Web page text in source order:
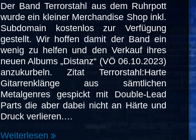
Der Band Terrorstahl aus dem
Ruhrpott wurde ein kleiner
Merchandise Shop inkl. Subdomain
kostenlos zur Verfügung gestellt. Wir
hoffen damit der Band ein wenig zu
helfen und den Verkauf ihres neuen
Albums „Distanz“ (VÖ 06.10.2023)
anzukurbeln. Zitat Terrorstahl:Harte
Gitarrenklänge aus sämtlichen
Metalgenres gespickt mit Double-
Lead Parts die aber dabei nicht an
Härte und Druck verlieren.…